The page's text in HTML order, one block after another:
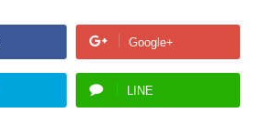
Google+
LINE